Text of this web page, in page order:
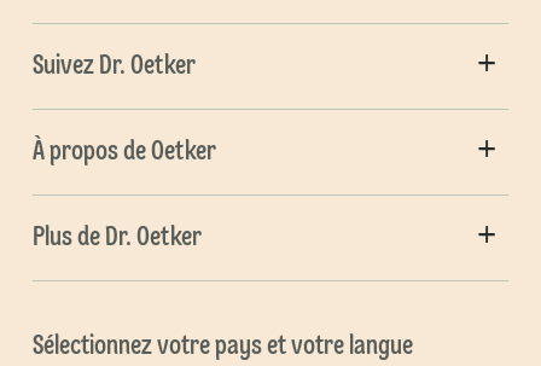
Suivez Dr. Oetker
À propos de Oetker
Plus de Dr. Oetker
Sélectionnez votre pays et votre langue